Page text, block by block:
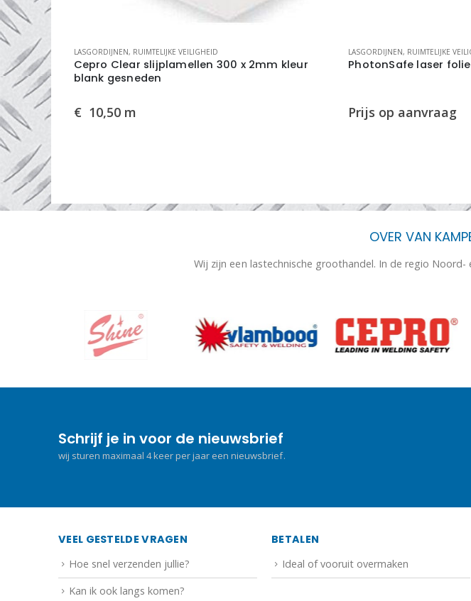
kleur
LASGORDIJNEN, RUIMTELIJKE VEILIGHEID
Cepro Clear slijplamellen 300 x 2mm kleur
blank gesneden
€ 10,50 m
LASGORDIJNEN, RUIMTELIJKE
PhotonSafe laser folie
OVER VAN
Wij zijn een lastechnische groothandel. In de regio
Schrijf je in voor de nieuwsbrief
wij sturen maximaal 4 keer per jaar een nieuwsbrief.
VEEL GESTELDE VRAGEN
Hoe snel verzenden jullie?
Kan ik ook langs komen?
BETALEN
Ideal of vooruit overmaken